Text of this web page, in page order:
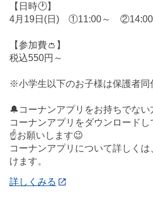
【日時🕐】
4月19日(日) ①11:00～
【参加費👛】
税込550円～
※小学生以下のお子様は保護者同
🔔コーナンアプリをお持ちでな
コーナンアプリをダウンロード
☝️お願いします😉
コーナンアプリについて詳しく
けます。
詳しくみる